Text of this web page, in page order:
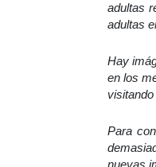
adultas
adultas
Hay
en los
Para
nuevas